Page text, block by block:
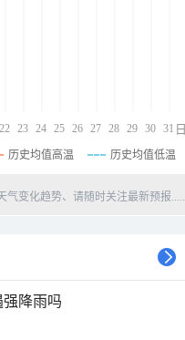
22 23 24 25 26 27 28 29 30 31 日
历史均值高温 历史均值低温
气变化趋势、请随时关注最新预报.....
强降雨吗